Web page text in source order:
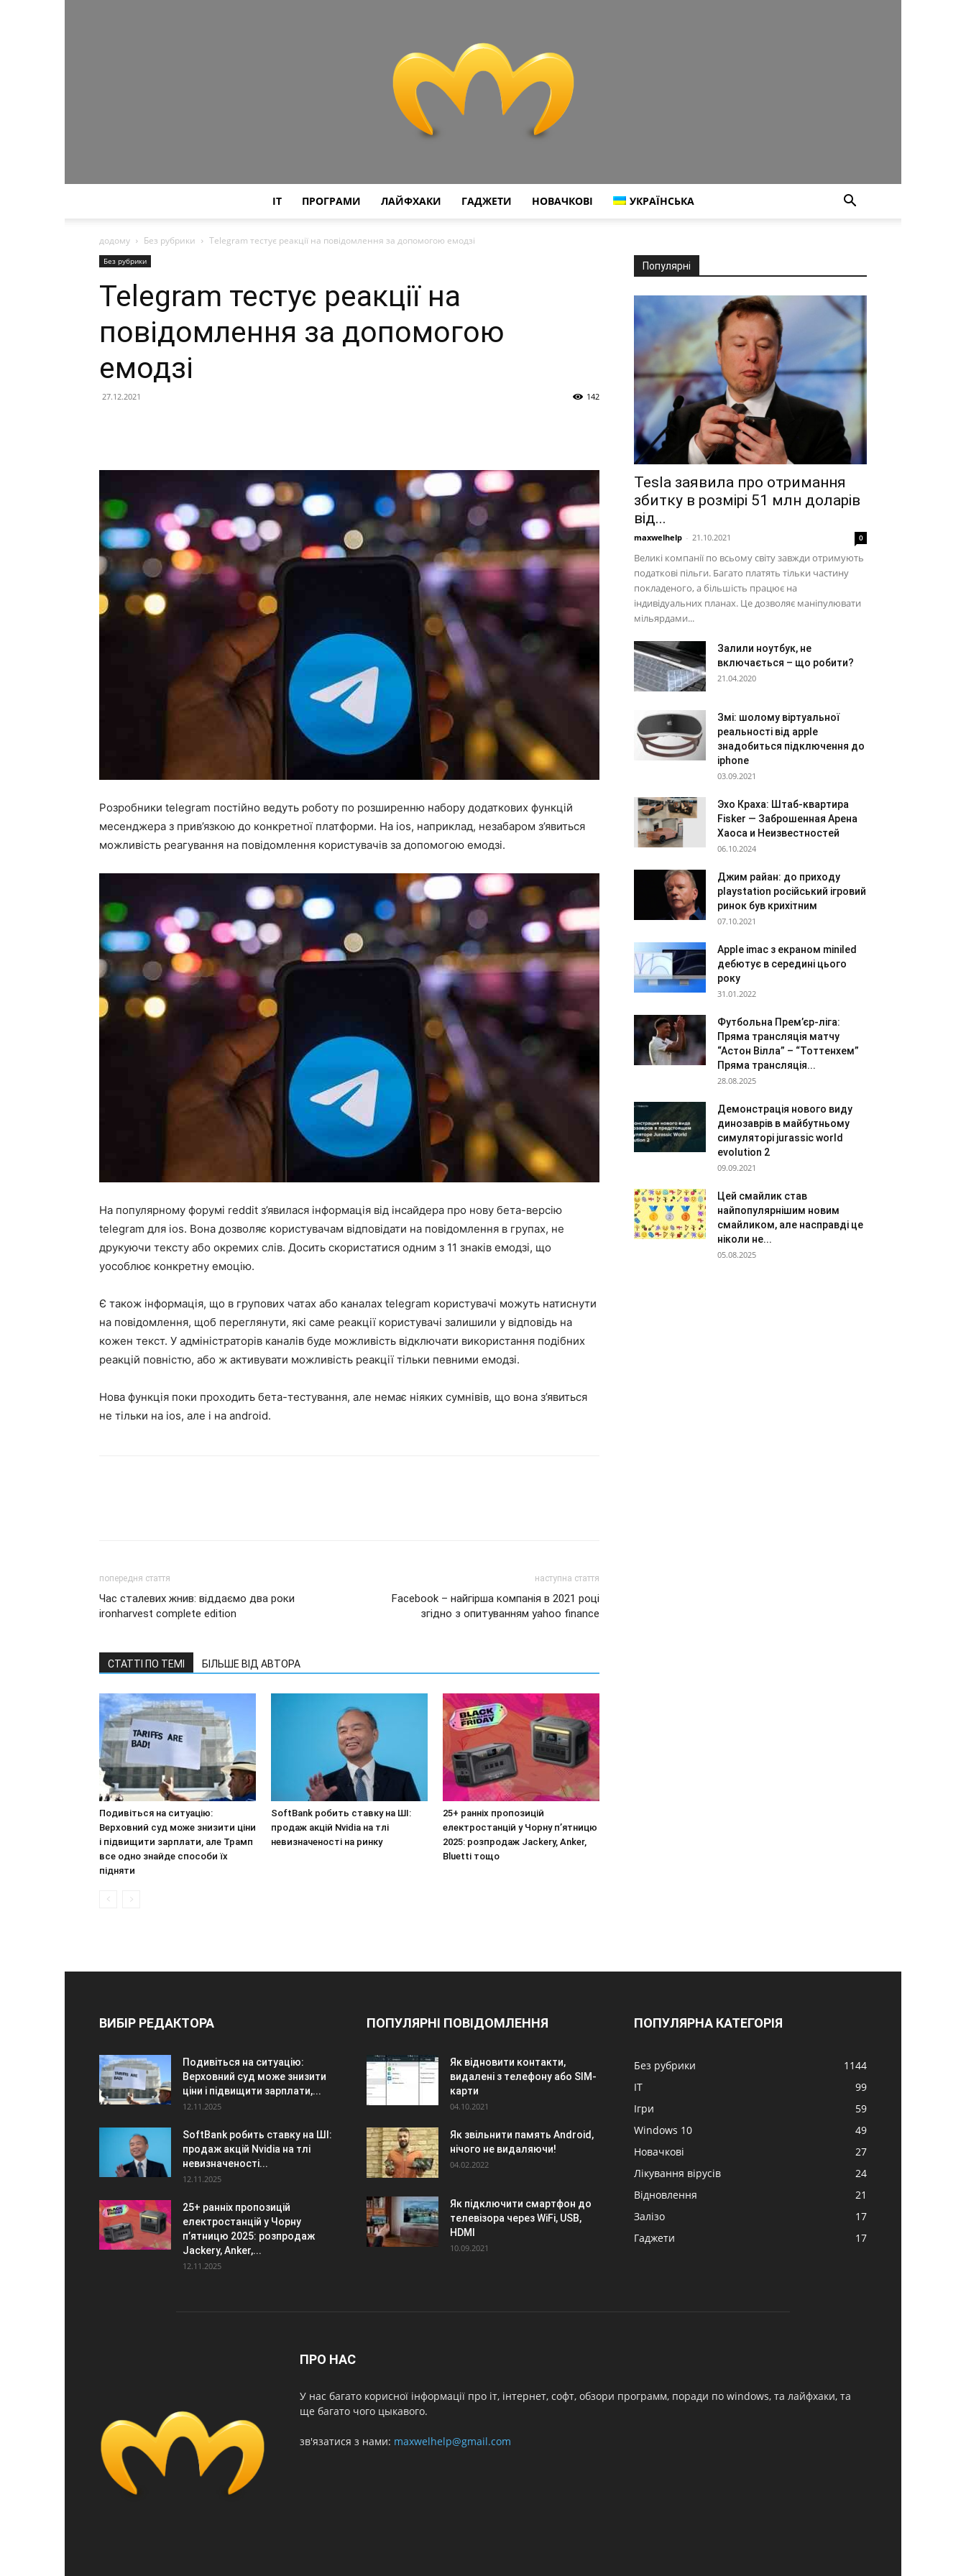
IT ПРОГРАМИ ЛАЙФХАКИ ГАДЖЕТИ НОВАЧКОВІ УКРАЇНСЬКА
додому Без рубрики Telegram тестує реакції на повідомлення за допомогою емодзі
Без рубрики
Telegram тестує реакції на
повідомлення за допомогою
емодзі
27.12.2021 142
Розробники telegram постійно ведуть роботу по розширенню набору додаткових функцій
месенджера з прив’язкою до конкретної платформи. На ios, наприклад, незабаром з’явиться
можливість реагування на повідомлення користувачів за допомогою емодзі.
На популярному форумі reddit з’явилася інформація від інсайдера про нову бета-версію
telegram для ios. Вона дозволяє користувачам відповідати на повідомлення в групах, не
друкуючи тексту або окремих слів. Досить скористатися одним з 11 знаків емодзі, що
уособлює конкретну емоцію.
Є також інформація, що в групових чатах або каналах telegram користувачі можуть натиснути
на повідомлення, щоб переглянути, які саме реакції користувачі залишили у відповідь на
кожен текст. У адміністраторів каналів буде можливість відключати використання подібних
реакцій повністю, або ж активувати можливість реакції тільки певними емодзі.
Нова функція поки проходить бета-тестування, але немає ніяких сумнівів, що вона з’явиться
не тільки на ios, але і на android.
попередня стаття
Час сталевих жнив: віддаємо два роки
ironharvest complete edition
наступна стаття
Facebook – найгірша компанія в 2021 році
згідно з опитуванням yahoo finance
СТАТТІ ПО ТЕМІ БІЛЬШЕ ВІД АВТОРА
Подивіться на ситуацію:
Верховний суд може знизити ціни
і підвищити зарплати, але Трамп
все одно знайде способи їх
підняти
SoftBank робить ставку на ШІ:
продаж акцій Nvidia на тлі
невизначеності на ринку
25+ ранніх пропозицій
електростанцій у Чорну п’ятницю
2025: розпродаж Jackery, Anker,
Bluetti тощо
Популярні
Tesla заявила про отримання
збитку в розмірі 51 млн доларів
від...
maxwelhelp - 21.10.2021 0
Великі компанії по всьому світу завжди отримують
податкові пільги. Багато платять тільки частину
покладеного, а більшість працює на
індивідуальних планах. Це дозволяє маніпулювати
мільярдами...
Залили ноутбук, не
включається – що робити?
21.04.2020
Змі: шолому віртуальної
реальності від apple
знадобиться підключення до
iphone
03.09.2021
Эхо Краха: Штаб-квартира
Fisker — Заброшенная Арена
Хаоса и Неизвестностей
06.10.2024
Джим райан: до приходу
playstation російський ігровий
ринок був крихітним
07.10.2021
Apple imac з екраном miniled
дебютує в середині цього
року
31.01.2022
Футбольна Прем’єр-ліга:
Пряма трансляція матчу
“Астон Вілла” – “Тоттенхем”
Пряма трансляція...
28.08.2025
Демонстрація нового виду
динозаврів в майбутньому
симуляторі jurassic world
evolution 2
09.09.2021
Цей смайлик став
найпопулярнішим новим
смайликом, але насправді це
ніколи не...
05.08.2025
ВИБІР РЕДАКТОРА
Подивіться на ситуацію:
Верховний суд може знизити
ціни і підвищити зарплати,...
12.11.2025
SoftBank робить ставку на ШІ:
продаж акцій Nvidia на тлі
невизначеності...
12.11.2025
25+ ранніх пропозицій
електростанцій у Чорну
п’ятницю 2025: розпродаж
Jackery, Anker,...
12.11.2025
ПОПУЛЯРНІ ПОВІДОМЛЕННЯ
Як відновити контакти,
видалені з телефону або SIM-
карти
04.10.2021
Як звільнити память Android,
нічого не видаляючи!
04.02.2022
Як підключити смартфон до
телевізора через WiFi, USB,
HDMI
10.09.2021
ПОПУЛЯРНА КАТЕГОРІЯ
Без рубрики
1144
IT
99
Ігри
59
Windows 10
49
Новачкові
27
Лікування вірусів
24
Відновлення
21
Залізо
17
Гаджети
17
ПРО НАС
У нас багато корисної інформації про іт, інтернет, софт, обзори программ, поради по windows, та лайфхаки, та
ще багато чого цыкавого.
зв'язатися з нами: maxwelhelp@gmail.com